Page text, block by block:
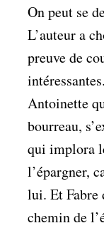
On peut se
L’auteur a
preuve de
Antoinette
bourreau,
qui implora
l’épargner,
lui. Et Fabre
chemin de